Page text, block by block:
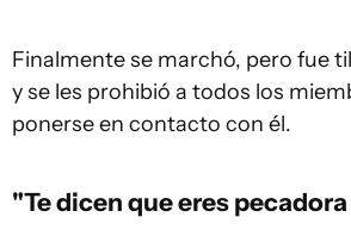
Finalmente se marchó, pero fue
y se les prohibió a todos los
ponerse en contacto con él.
"Te dicen que eres